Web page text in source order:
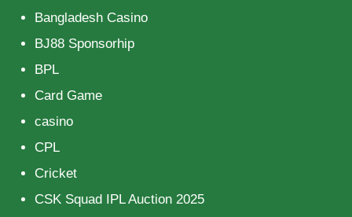
Bangladesh Casino
BJ88 Sponsorhip
BPL
Card Game
casino
CPL
Cricket
CSK Squad IPL Auction 2025